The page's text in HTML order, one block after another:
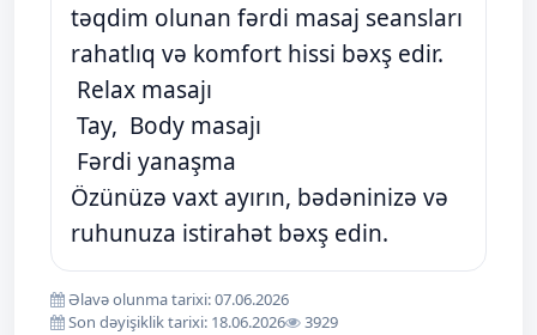
təqdim olunan fərdi masaj seansları
rahatlıq və komfort hissi bəxş edir.
Relax masajı
Tay, Body masajı
Fərdi yanaşma
Özünüzə vaxt ayırın, bədəninizə və
ruhunuza istirahət bəxş edin.
Əlavə olunma tarixi: 07.06.2026
Son dəyişiklik tarixi: 18.06.2026
3929